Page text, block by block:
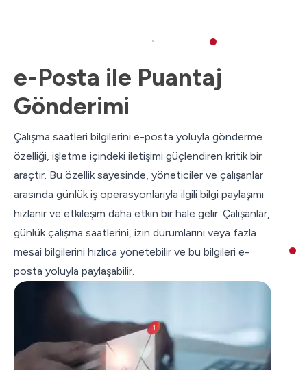
e-Posta ile Puantaj
Gönderimi
Çalışma saatleri bilgilerini e-posta yoluyla gönderme
özelliği, işletme içindeki iletişimi güçlendiren kritik bir
araçtır. Bu özellik sayesinde, yöneticiler ve çalışanlar
arasında günlük iş operasyonlarıyla ilgili bilgi paylaşımı
hızlanır ve etkileşim daha etkin bir hale gelir. Çalışanlar,
günlük çalışma saatlerini, izin durumlarını veya fazla
mesai bilgilerini hızlıca yönetebilir ve bu bilgileri e-
posta yoluyla paylaşabilir.